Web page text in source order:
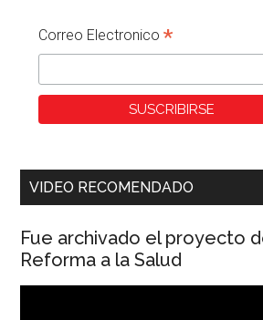
Correo Electronico*
VIDEO RECOMENDADO
Fue archivado el proyecto
Reforma a la Salud